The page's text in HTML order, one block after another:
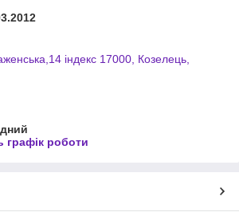
індекс 17000, Козелець,
графік роботи